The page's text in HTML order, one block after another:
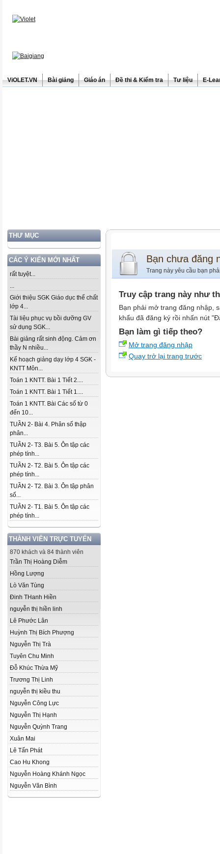
ViOLET.VN Bài giảng Giáo án Đề thi & Kiểm tra Tư liệu E-
THƯ MỤC
CÁC Ý KIẾN MỚI NHẤT
rất tuyệt...
...
Giới thiệu SGK Giáo dục thể chất
lớp 4...
Tài liệu phục vụ bồi dưỡng GV
sử dụng SGK...
Bài giảng rất sinh động. Cảm ơn
thầy N nhiều...
Kế hoạch giảng dạy lớp 4 SGK -
KNTT Môn...
Toán 1 KNTT. Bài 1 Tiết 2....
Toán 1 KNTT. Bài 1 Tiết 1....
Toán 1 KNTT. Bài Các số từ 0
đến 10...
TUẦN 2- Bài 4. Phân số thập
phân...
TUẦN 2- T3. Bài 5. Ôn tập các
phép tính...
TUẦN 2- T2. Bài 5. Ôn tập các
phép tính...
TUẦN 2- T2. Bài 3. Ôn tập phân
số...
TUẦN 2- T1. Bài 5. Ôn tập các
phép tính...
THÀNH VIÊN TRỰC TUYẾN
870 khách và 84 thành viên
Trần Thị Hoàng Diễm
Hồng Lượng
Lò Văn Tùng
Đinh THanh Hiền
nguyễn thị hiền linh
Lê Phước Lân
Huỳnh Thị Bích Phượng
Nguyễn Thị Trà
Tuyên Chu Minh
Đỗ Khúc Thừa Mỹ
Trương Thị Linh
nguyễn thị kiều thu
Nguyễn Công Lực
Nguyễn Thị Hạnh
Nguyễn Quỳnh Trang
Xuân Mai
Lê Tấn Phát
Cao Hu Khong
Nguyễn Hoàng Khánh Ngọc
Nguyễn Văn Bình
Bạn chưa đăng
Trang này yêu cầu bạn
Truy cập trang này như
Bạn phải mở trang đăng nhập,
khẩu đã đăng ký rồi nhấn nút
Bạn làm gì tiếp theo?
Mở trang đăng nhập
Quay trở lại trang trước